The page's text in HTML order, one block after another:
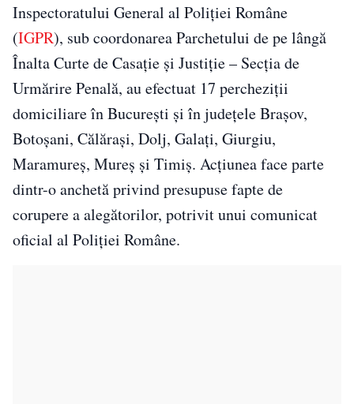
Inspectoratului General al Poliției Române
(IGPR), sub coordonarea Parchetului de pe lângă
Înalta Curte de Casație și Justiție – Secția de
Urmărire Penală, au efectuat 17 percheziții
domiciliare în București și în județele Brașov,
Botoșani, Călărași, Dolj, Galați, Giurgiu,
Maramureș, Mureș și Timiș. Acțiunea face parte
dintr-o anchetă privind presupuse fapte de
corupere a alegătorilor, potrivit unui comunicat
oficial al Poliției Române.